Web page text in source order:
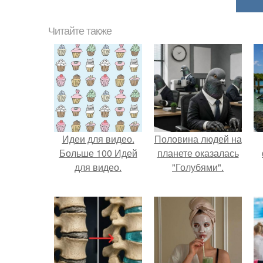
Читайте также
Идеи для видео.
Больше 100 Идей
для видео.
Половина людей на
планете оказалась
"Голубями".